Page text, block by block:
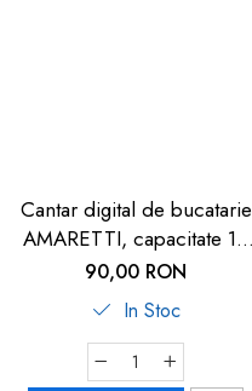
Cantar digital de bucatarie
AMARETTI, capacitate 10
kg, TFA 50.2004.54
90,00 RON
In Stoc